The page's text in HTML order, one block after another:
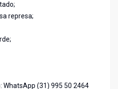
represa;
WhatsApp (31) 995 50 2464